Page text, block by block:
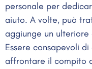
personale per
aiuto. A volte, può
aggiunge un
Essere consapevoli
affrontare il compito